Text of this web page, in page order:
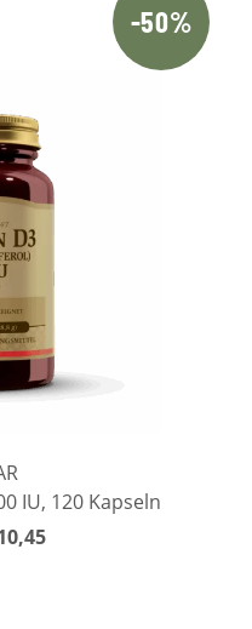
-50%
IU, 120 Kapseln